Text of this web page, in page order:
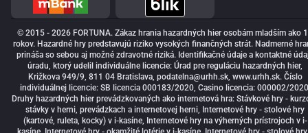
© 2015 - 2026 FORTUNA. Zákaz hrania hazardných hier osobám mladším ako
rokov. Hazardné hry predstavujú riziko vysokých finančných strát. Nadmerné
prináša so sebou aj možné zdravotné riziká. Identifikačné údaje a kontaktné
úradu, ktorý udelil individuálne licencie: Úrad pre reguláciu hazardných hier,
Križkova 949/9, 811 04 Bratislava, podatelna@urhh.sk, www.urhh.sk. Číslo
individuálnej licencie: SB licencia 000183/2020, Casino licencia: 000002/
Druhy hazardných hier prevádzkovaných ako internetová hra: Stávkové hry -
stávky v herni, prevádzkach a internetovej herni, Internetové hry - stolové hry
(kartové, ruleta, kocky) v i-kasíne, Internetové hry na výherných prístrojoch v i-